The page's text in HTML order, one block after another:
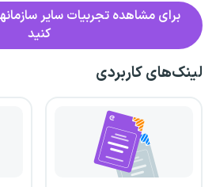
برای مشاهده تجربیات سایر
کنید
لینک‌های کاربردی